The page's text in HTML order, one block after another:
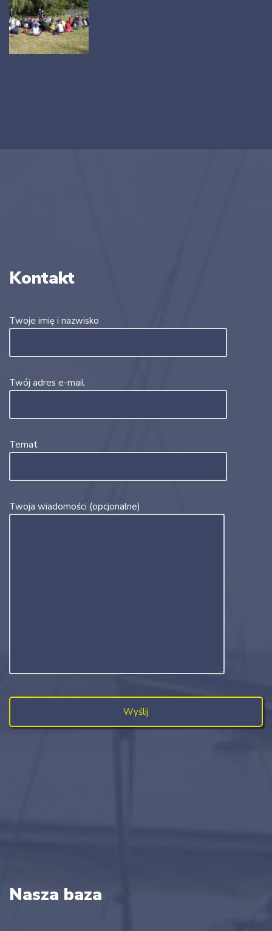
Kontakt
Twoje imię i nazwisko
Twój adres e-mail
Temat
Twoja wiadomości (opcjonalne)
Nasza baza